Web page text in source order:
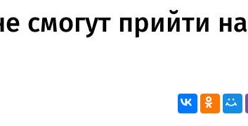
смогут прийти на